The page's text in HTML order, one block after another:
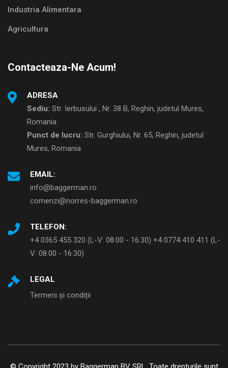
Industria Alimentara
Agricultura
Contacteaza-Ne Acum!
ADRESA
Sediu: Str. Ierbusului , Nr. 38 B, Reghin, judetul Mures,
Romania
Punct de lucru: Str. Gurghiului, Nr. 65, Reghin, judetul
Mures, Romania
EMAIL:
info@baggerman.ro
comenzi@norres-baggerman.ro
TELEFON:
+4 0365 455 320 (L-V: 08:00 - 16:30) +4 0774 410 411 (L-
V: 08:00 - 16:30)
LEGAL
Termeni și condiții